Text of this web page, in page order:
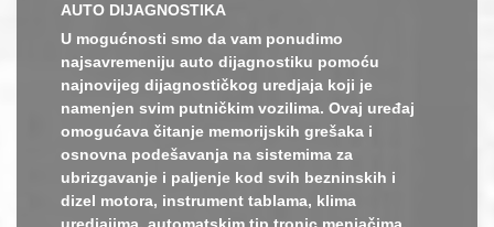
AUTO DIJAGNOSTIKA
U mogućnosti smo da vam ponudimo
najsavremeniju auto dijagnostiku pomoću
najnovijeg dijagnostičkog uredjaja koji je
namenjen svim putničkim vozilima. Ovaj uređaj
omogućava čitanje memorijskih grešaka i
osnovna podešavanja na sistemima za
ubrizgavanje i paljenje kod svih bezninskih i
dizel motora, instrument tablama, klima